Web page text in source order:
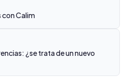
con Calim
¿se trata de un nuevo